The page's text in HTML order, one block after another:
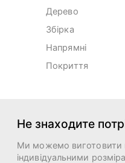
Дерево
Збірка
Напрямні
Покриття
Не знаходите
Ми можемо виготовити
індивідуальними